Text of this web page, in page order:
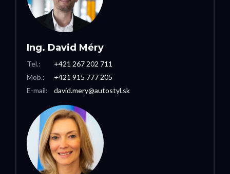
Ing. David Méry
Tel.:
Mob.:
E-mail:
+421 267 202 711
+421 915 777 205
david.mery@autostyl.sk